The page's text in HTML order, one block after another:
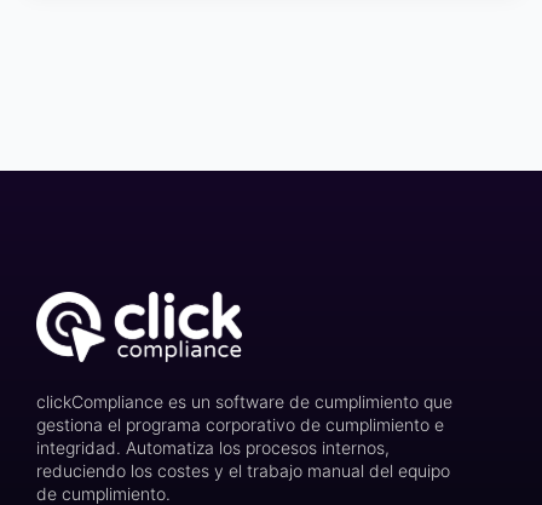
clickCompliance es un software de cumplimiento que
gestiona el programa corporativo de cumplimiento e
integridad. Automatiza los procesos internos,
reduciendo los costes y el trabajo manual del equipo
de cumplimiento.